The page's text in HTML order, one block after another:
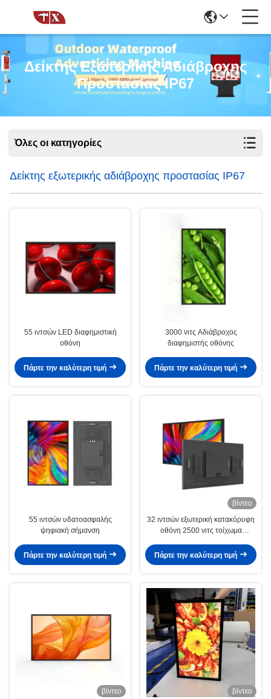
Δείκτης Εξωτερικής Αδιάβροχης
Προστασίας IP67
Όλες οι κατηγορίες
Δείκτης εξωτερικής αδιάβροχης προστασίας IP67
55 ιντσών LED διαφημιστική
οθόνη
Πάρτε την καλύτερη τιμή
3000 νιτς Αδιάβροχος
διαφημιστής οθόνης
Πάρτε την καλύτερη τιμή
55 ιντσών υδατοασφαλής
ψηφιακή σήμανση
Πάρτε την καλύτερη τιμή
βίντεο
32 ιντσών εξωτερική κατακόρυφη
οθόνη 2500 νιτς τοίχωμα
Πάρτε την καλύτερη τιμή
βίντεο
βίντεο